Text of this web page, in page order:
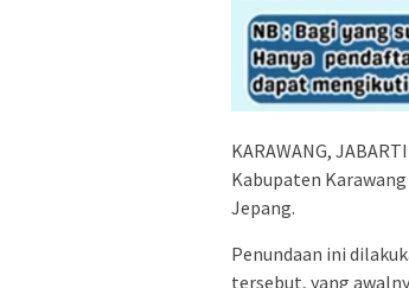
KARAWANG,
Kabupaten
Jepang.
Penundaan ini
tersebut, yang